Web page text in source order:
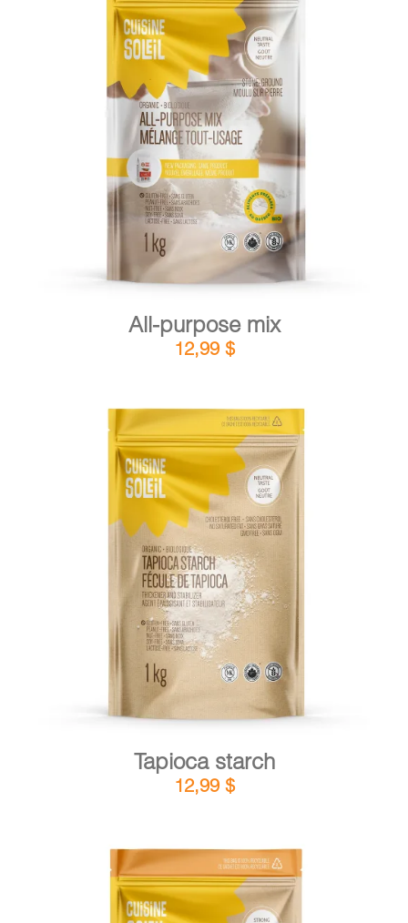
ADD TO CART / DETAILS
All-purpose mix
12,99 $
ADD TO CART / DETAILS
Tapioca starch
12,99 $